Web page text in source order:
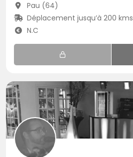
Pau (64)
Déplacement jusqu’à 200 kms
N.C